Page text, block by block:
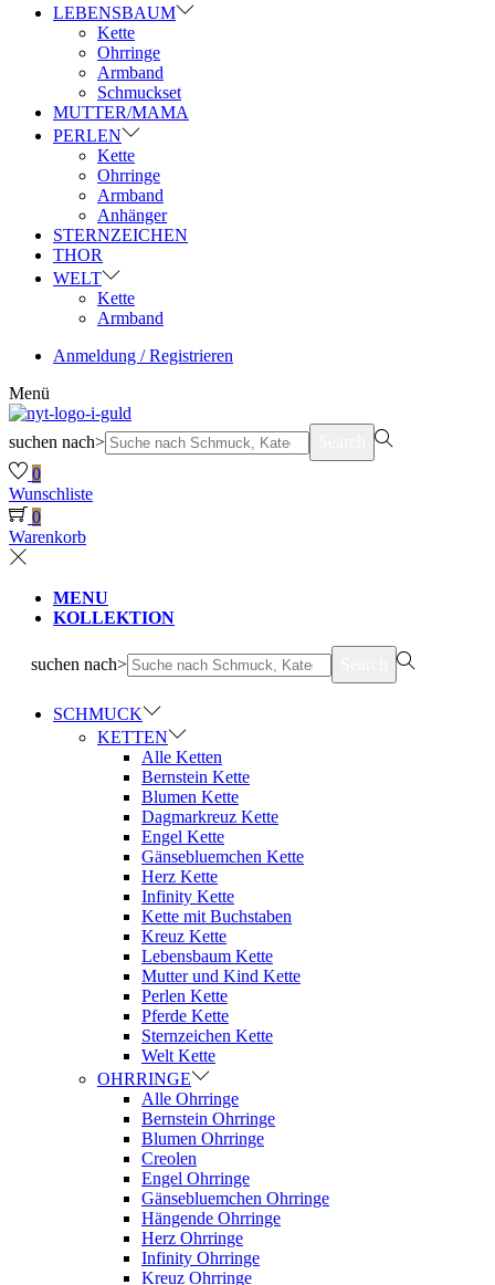
LEBENSBAUM
Kette
Ohrringe
Armband
Schmuckset
MUTTER/MAMA
PERLEN
Kette
Ohrringe
Armband
Anhänger
STERNZEICHEN
THOR
WELT
Kette
Armband
Anmeldung / Registrieren
Menü
suchen nach>
0
Wunschliste
0
Warenkorb
MENU
KOLLEKTION
suchen nach>
SCHMUCK
KETTEN
Alle Ketten
Bernstein Kette
Blumen Kette
Dagmarkreuz Kette
Engel Kette
Gänsebluemchen Kette
Herz Kette
Infinity Kette
Kette mit Buchstaben
Kreuz Kette
Lebensbaum Kette
Mutter und Kind Kette
Perlen Kette
Pferde Kette
Sternzeichen Kette
Welt Kette
OHRRINGE
Alle Ohrringe
Bernstein Ohrringe
Blumen Ohrringe
Creolen
Engel Ohrringe
Gänsebluemchen Ohrringe
Hängende Ohrringe
Herz Ohrringe
Infinity Ohrringe
Kreuz Ohrringe